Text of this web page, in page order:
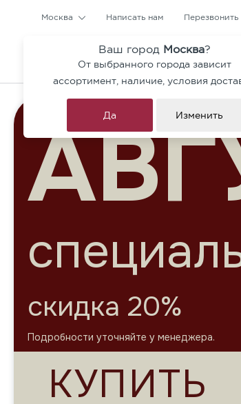
Ваш город Москва?
От выбранного города зависит
ассортимент, наличие, условия
Да Изменить
Москва Написать нам Перезвонить
КАТАЛОГ
Тротуарная
Коллекция
Брусчатка
до 30% на
Подробности уточняйте у менеджера.
КУПИТЬ